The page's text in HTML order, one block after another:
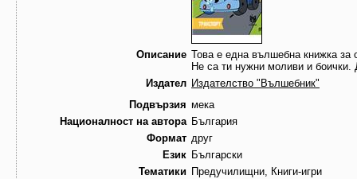
Описание Това е една вълшебна книжка за
Не са ти нужни моливи и
Издател Издателство "Вълшебник"
Подвързия мека
Националност на автора България
Формат друг
Език Български
Тематики Предучилищни, Книги-игри